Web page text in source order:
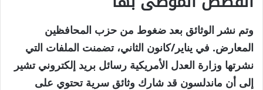
قائمة
من
3
عناصر
نهاية
القائمة
وتم نشر الوثائق بعد ضغوط من حزب المحافظين
المعارض. في يناير/كانون الثاني، تضمنت الملفات التي
نشرتها وزارة العدل الأمريكية رسائل بريد إلكتروني تشير
إلى أن ماندلسون قد شارك وثائق سرية تحتوي على